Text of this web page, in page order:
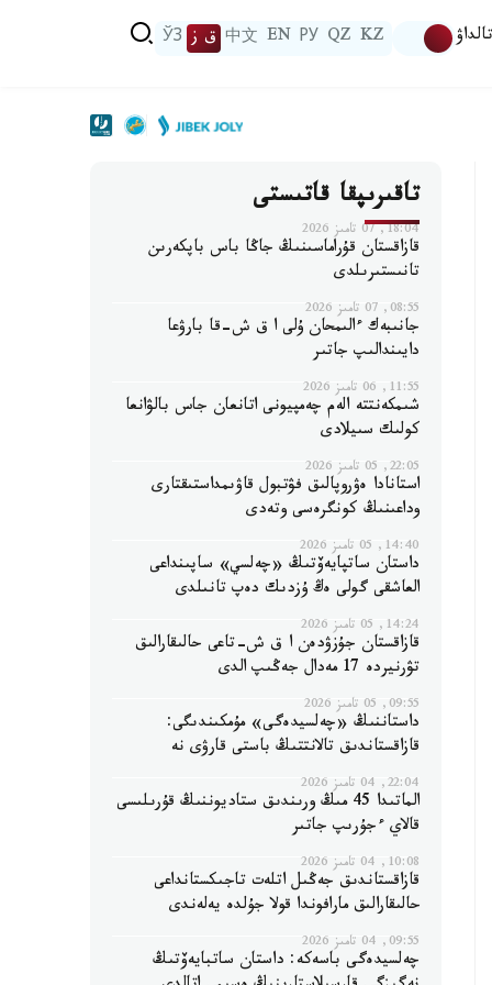
تالداۋ KZ
QZ
РУ
EN
中文 ق ز ЎЗ
تاقىرىپقا قاتىستى
18:04, 07 تامىز 2026
قازاقستان قۇراماسىنىڭ جاڭا باس باپكەرىن
تانىستىرىلدى
08:55, 07 تامىز 2026
جانىبەك ءالىمحان ۇلى ا ق ش-قا بارۋعا
دايىندالىپ جاتىر
11:55, 06 تامىز 2026
شىمكەنتتە الەم چەمپيونى اتانعان جاس بالۋانعا
كولىك سىيلادى
22:05, 05 تامىز 2026
استانادا ەۋروپالىق فۋتبول قاۋىمداستىقتارى
وداعىنىڭ كونگرەسى وتەدى
14:40, 05 تامىز 2026
داستان ساتپايەۆتىڭ «چەلسي» ساپىنداعى
العاشقى گولى ەڭ ۇزدىك دەپ تانىلدى
14:24, 05 تامىز 2026
قازاقستان جۇزۋدەن ا ق ش-تاعى حالىقارالىق
تۋرنيردە 17 مەدال جەڭىپ الدى
09:55, 05 تامىز 2026
داستاننىڭ «چەلسيدەگى» مۇمكىندىگى:
قازاقستاندىق تالانتتىڭ باستى قارۋى نە
22:04, 04 تامىز 2026
الماتىدا 45 مىڭ ورىندىق ستاديوننىڭ قۇرىلىسى
قالاي ءجۇرىپ جاتىر
10:08, 04 تامىز 2026
قازاقستاندىق جەڭىل اتلەت تاجىكستانداعى
حالىقارالىق مارافوندا قولا جۇلدە يەلەندى
09:55, 04 تامىز 2026
چەلسيدەگى باسەكە: داستان ساتبايەۆتىڭ